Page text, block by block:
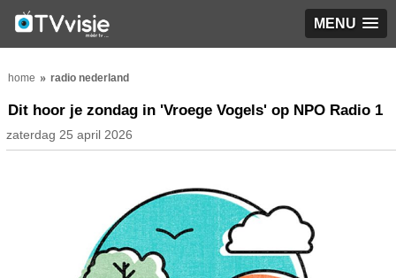
MENU
home radio nederland
Dit hoor je zondag in 'Vroege Vogels' op NPO Radio 1
zaterdag 25 april 2026